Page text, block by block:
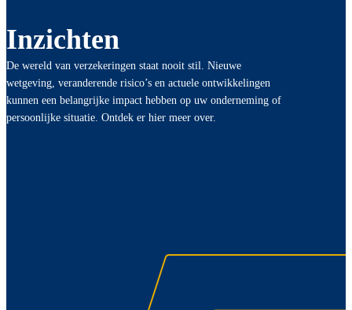
Inzichten
De wereld van verzekeringen staat nooit stil. Nieuwe
wetgeving, veranderende risico’s en actuele ontwikkelingen
kunnen een belangrijke impact hebben op uw onderneming of
persoonlijke situatie. Ontdek er hier meer over.